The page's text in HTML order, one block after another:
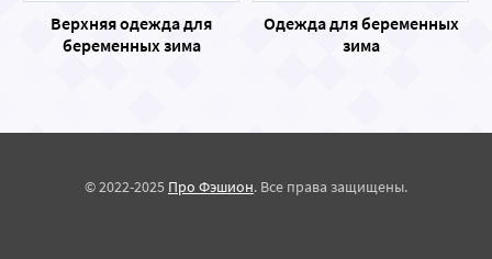
Верхняя одежда для
беременных зима
Одежда для беременных
зима
© 2022-2025 Про Фэшион. Все права защищены.